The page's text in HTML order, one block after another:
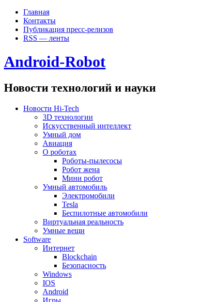
Главная
Контакты
Публикация пресс-релизов
RSS — ленты
Android-Robot
Новости технологий и науки
Новости Hi-Tech
3D технологии
Искусственный интеллект
Умный дом
Авиация
О роботах
Роботы-пылесосы
Робот жена
Мини робот
Умный автомобиль
Электромобили
Tesla
Беспилотные автомобили
Виртуальная реальность
Умные вещи
Software
Интернет
Blockchain
Безопасность
Windows
IOS
Android
Игры